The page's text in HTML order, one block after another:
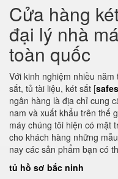
Cửa hàng
đại lý nhà
toàn quốc
Với kinh nghiệm nhiều
sắt, tủ tài liệu, két sắt [safes
ngân hàng là địa chỉ cung
nam và xuất khẩu trên thế
máy chúng tôi hiện có mặt
cho khách hàng những
nay các sản phẩm bạn có
tủ hồ sơ bắc ninh